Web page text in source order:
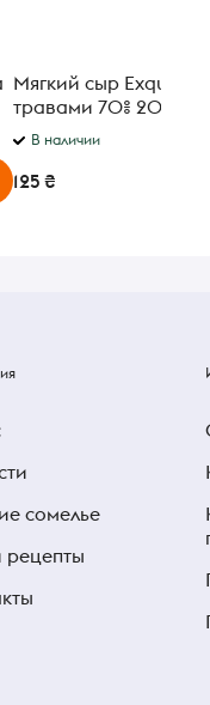
Мягкий сыр Exquisa с
травами 70% 200 г
В наличии
125 ₴
сомелье